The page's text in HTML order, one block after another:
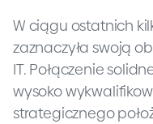
W ciągu ostatnich
zaznaczyła swoją
IT. Połączenie
wysoko
strategicznego